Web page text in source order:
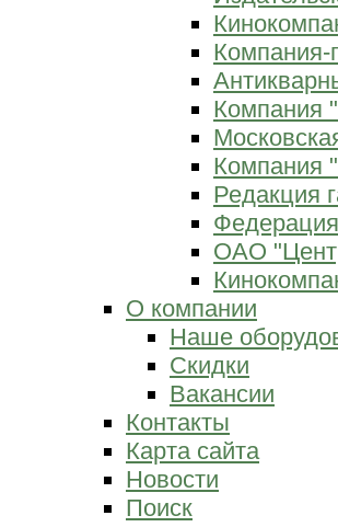
Компания-
Компания
Компания
Редакция
ОАО
О компании
Наше
Скидки
Вакансии
Контакты
Карта сайта
Новости
Поиск